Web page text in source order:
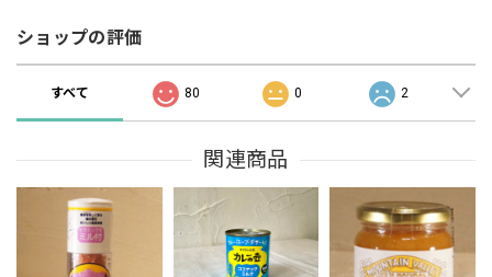
ショップの評価
すべて 80 0 2
関連商品